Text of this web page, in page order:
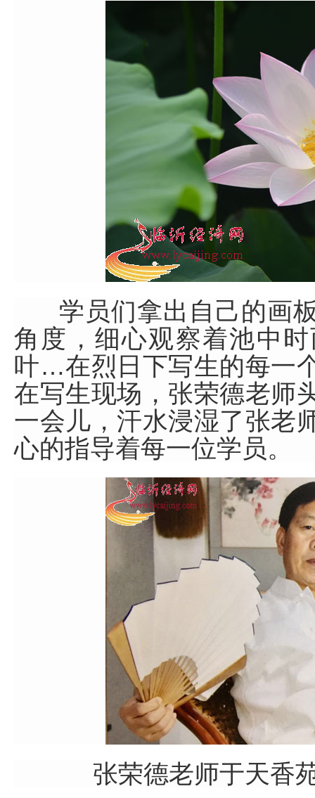
学员们拿出自己的画
角度，细心观察着池中
叶…在烈日下写生的每一
在写生现场，张荣德老师
一会儿，汗水浸湿了张老
心的指导着每一位学员。
张荣德老师于天香